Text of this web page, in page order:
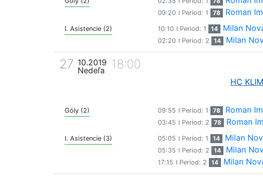
09:20 I Period: 1 78 Roman
I. Asistencie (2) 10:10 I Period: 1 14 Milan
02:20 I Period: 2 14 Milan
27 10.2019
Nedeľa
18:00
HC
Góly (2) 09:55 I Period: 1 78 Roman
03:45 I Period: 2 78 Roman
I. Asistencie (3) 05:05 I Period: 1 14 Milan
05:35 I Period: 2 14 Milan
17:15 I Period: 2 14 Milan